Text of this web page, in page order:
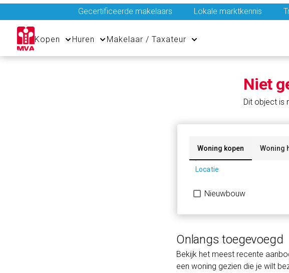
Gecertificeerde makelaars Lokale marktkennis
Kopen Huren Makelaar / Taxateur
Niet
Dit object is
Woning kopen Woning
Locatie
Nieuwbouw
Onlangs toegevoegd
Bekijk het meest recente
een woning gezien die je wilt